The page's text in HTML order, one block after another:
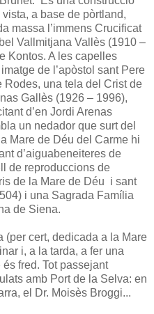
a base de pòrtland,
massa l’immens Crucificat
Vallmitjana Vallès (1910 –
Kontos. A les capelles
de l’apòstol sant Pere
una tela del Crist de
Gallès (1926 – 1996),
d’en Jordi Arenas
un nedador que surt del
Mare de Déu del Carme hi
d’aiguabeneiteres de
de reproduccions de
de la Mare de Déu i sant
i una Sagrada Família
de Siena.
(per cert, dedicada a la Mare
i, a la tarda, a fer una
fred. Tot passejant
amb Port de la Selva: en
el Dr. Moisès Broggi...